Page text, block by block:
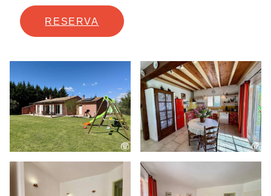
RESERVA